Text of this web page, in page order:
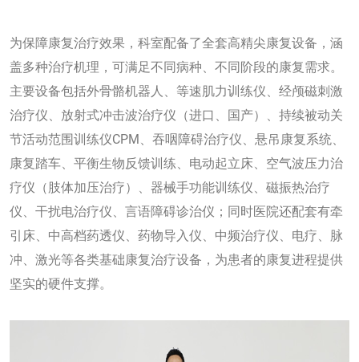
为保障康复治疗效果，科室配备了全套高精尖康复设备，涵
盖多种治疗机理，可满足不同病种、不同阶段的康复需求。
主要设备包括外骨骼机器人、等速肌力训练仪、经颅磁刺激
治疗仪、放射式冲击波治疗仪（进口、国产）、持续被动关
节活动范围训练仪CPM、吞咽障碍治疗仪、悬吊康复系统、
康复踏车、平衡生物反馈训练、电动起立床、空气波压力治
疗仪（肢体加压治疗）、器械手功能训练仪、磁振热治疗
仪、干扰电治疗仪、言语障碍诊治仪；同时医院还配套有牵
引床、中高档药透仪、药物导入仪、中频治疗仪、电疗、脉
冲、激光等各类基础康复治疗设备，为患者的康复进程提供
坚实的硬件支撑。